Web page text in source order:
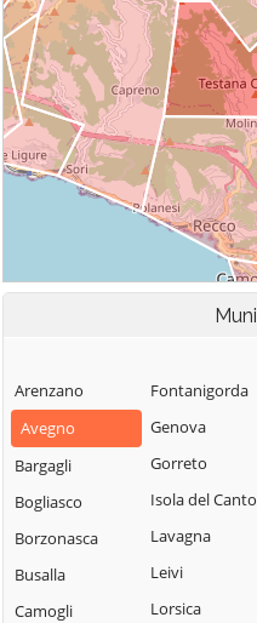
Arenzano
Avegno
Bargagli
Bogliasco
Borzonasca
Busalla
Camogli
Fontanigorda
Genova
Gorreto
Isola del
Lavagna
Leivi
Lorsica